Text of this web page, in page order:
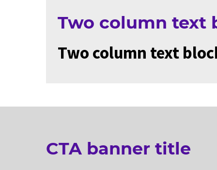
Two column text
Two column text
CTA banner title